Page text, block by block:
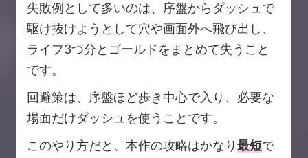
失敗例として多いのは、序盤からダッシュで
駆け抜けようとして穴や画面外へ飛び出し、
ライフ3つ分とゴールドをまとめて失うこと
です。
回避策は、序盤ほど歩き中心で入り、必要な
場面だけダッシュを使うことです。
このやり方だと、本作の攻略はかなり最短で